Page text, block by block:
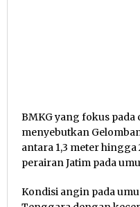
BMKG yang fokus pada
menyebutkan
antara 1,3 meter hingga
perairan Jatim pada
Kondisi angin pada